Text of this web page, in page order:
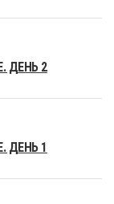
ДЕНЬ 2
ДЕНЬ 1